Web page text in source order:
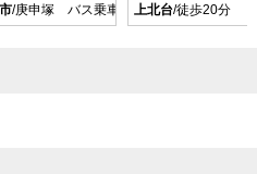
歩6分
/庚申塚 バス乗車時間4分 停歩6分
上北台/徒歩20分